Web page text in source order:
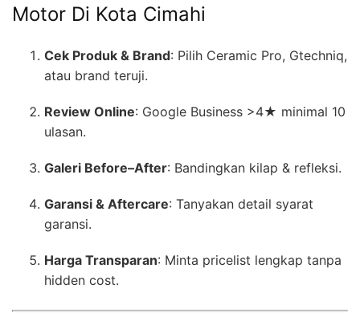
Motor Di Kota Cimahi
Cek Produk & Brand: Pilih Ceramic Pro, Gtechniq,
atau brand teruji.
Review Online: Google Business >4★ minimal 10
ulasan.
Galeri Before–After: Bandingkan kilap & refleksi.
Garansi & Aftercare: Tanyakan detail syarat
garansi.
Harga Transparan: Minta pricelist lengkap tanpa
hidden cost.